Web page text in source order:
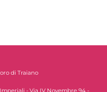
di Traiano
- Via IV Novembre 94 -